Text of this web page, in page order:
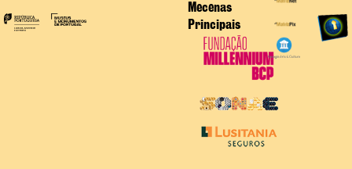
Mecenas
Principais